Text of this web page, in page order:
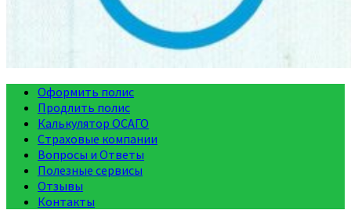
Оформить полис
Продлить полис
Калькулятор ОСАГО
Страховые компании
Вопросы и Ответы
Полезные сервисы
Отзывы
Контакты